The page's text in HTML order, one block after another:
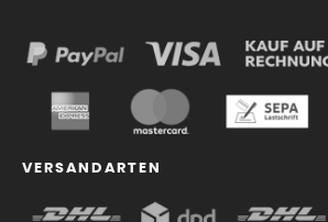
VERSANDARTEN